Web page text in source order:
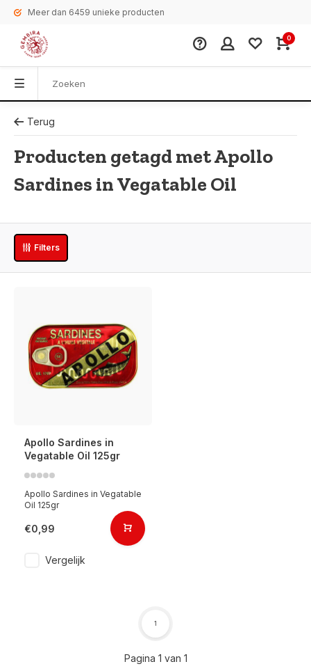
Meer dan 6459 unieke producten
0
Terug
Producten getagd met Apollo
Sardines in Vegatable Oil
Filters
Apollo Sardines in
Vegatable Oil 125gr
Apollo Sardines in Vegatable
Oil 125gr
€0,99
Vergelijk
Pagina 1 van 1
1